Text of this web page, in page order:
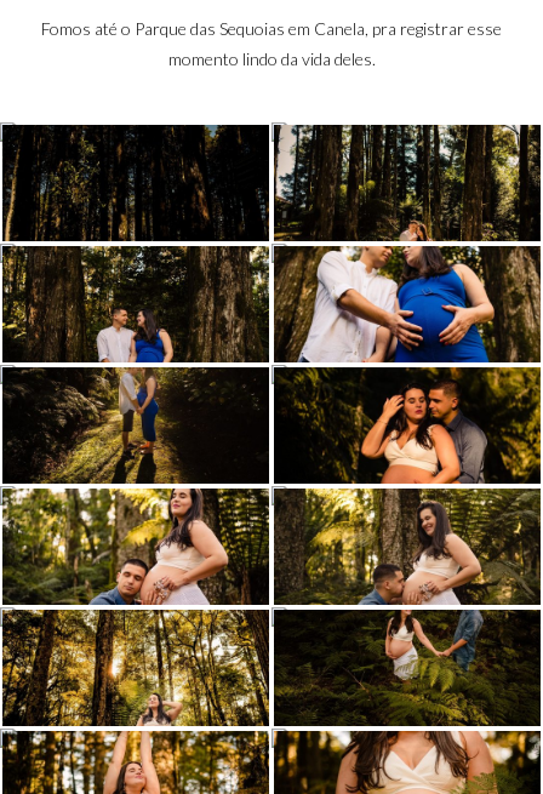
Fomos até o Parque das Sequoias em Canela, pra registrar esse
momento lindo da vida deles.